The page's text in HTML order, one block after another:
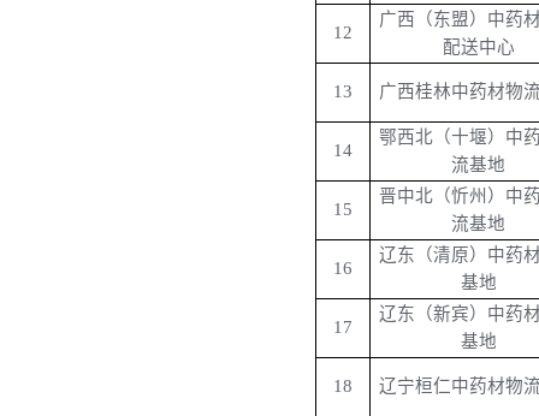
12
广西（东盟）中药
配送中心
13 广西桂林中药材物
14
鄂西北（十堰）中
流基地
15
晋中北（忻州）中
流基地
16
辽东（清原）中药
基地
17
辽东（新宾）中药
基地
18 辽宁桓仁中药材物